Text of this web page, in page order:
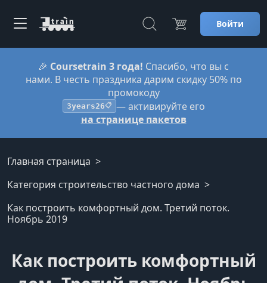
Войти
🎉 Coursetrain 3 года! Спасибо, что вы с
нами. В честь праздника дарим скидку 50% по
промокоду
3years26📋 — активируйте его
на странице пакетов
Главная страница
Категория строительство частного дома
Как построить комфортный дом. Третий поток.
Ноябрь 2019
Как построить комфортный